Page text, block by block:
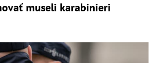
museli karabinieri